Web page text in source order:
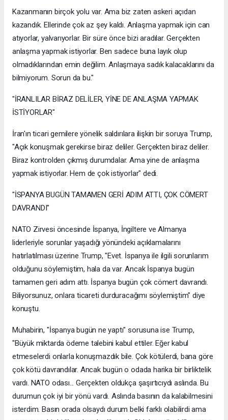
Kazanmanın birçok yolu var. Ama biz zaten askeri açıdan
kazandık. Ellerinde çok az şey kaldı. Anlaşma yapmak için can
atıyorlar, yalvarıyorlar. Bir süre önce bizi aradılar. Gerçekten
anlaşma yapmak istiyorlar. Ben sadece buna layık olup
olmadıklarından emin değilim. Anlaşmaya sadık kalacaklarını da
bilmiyorum. Sorun da bu."
"İRANLILAR BİRAZ DELİLER, YİNE DE ANLAŞMA YAPMAK
İSTİYORLAR"
İran'ın ticari gemilere yönelik saldırılara ilişkin bir soruya Trump,
"Açık konuşmak gerekirse biraz deliler. Gerçekten biraz deliler.
Biraz kontrolden çıkmış durumdalar. Ama yine de anlaşma
yapmak istiyorlar. Hem de çok istiyorlar" dedi.
"İSPANYA BUGÜN TAMAMEN GERİ ADIM ATTI, ÇOK CÖMERT
DAVRANDI"
NATO Zirvesi öncesinde İspanya, İngiltere ve Almanya
liderleriyle sorunlar yaşadığı yönündeki açıklamalarını
hatırlatılması üzerine Trump, "Evet. İspanya ile ilgili sorunlarım
olduğunu söylemiştim, hala da var. Ancak İspanya bugün
tamamen geri adım attı. İspanya bugün çok cömert davrandı.
Biliyorsunuz, onlara ticareti durduracağımı söylemiştim" diye
konuştu.
Muhabirin, "İspanya bugün ne yaptı" sorusuna ise Trump,
"Büyük miktarda ödeme talebini kabul ettiler. Eğer kabul
etmeselerdi onlarla konuşmazdık bile. Çok kötülerdi, bana göre
çok kötü davrandılar. Ancak bugün o odada harika bir birliktelik
vardı. NATO odası... Gerçekten oldukça şaşırtıcıydı aslında. Bu
durumun çok iyi bir yönü vardı. Aslında basının da kalabilmesini
isterdim. Basın orada olsaydı durum belki farklı olabilirdi ama